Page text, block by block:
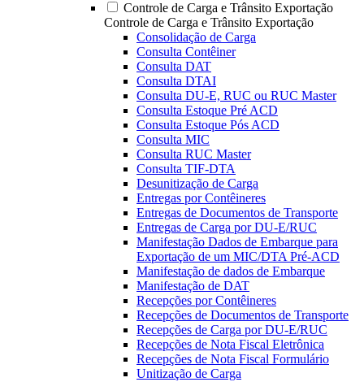
Controle de Carga e Trânsito Exportação
Controle de Carga e Trânsito Exportação
Consolidação de Carga
Consulta Contêiner
Consulta DAT
Consulta DTAI
Consulta DU-E, RUC ou RUC Master
Consulta Estoque Pré ACD
Consulta Estoque Pós ACD
Consulta MIC
Consulta RUC Master
Consulta TIF-DTA
Desunitização de Carga
Entregas por Contêineres
Entregas de Documentos de Transporte
Entregas de Carga por DU-E/RUC
Manifestação Dados de Embarque para
Exportação de um MIC/DTA Pré-ACD
Manifestação de dados de Embarque
Manifestação de DAT
Recepções por Contêineres
Recepções de Documentos de Transporte
Recepções de Carga por DU-E/RUC
Recepções de Nota Fiscal Eletrônica
Recepções de Nota Fiscal Formulário
Unitização de Carga